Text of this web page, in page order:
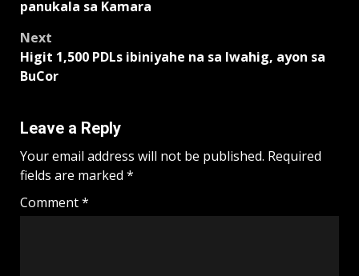
panukala sa Kamara
Next
Higit 1,500 PDLs ibiniyahe na sa Iwahig, ayon sa
BuCor
Leave a Reply
Your email address will not be published. Required
fields are marked *
Comment*